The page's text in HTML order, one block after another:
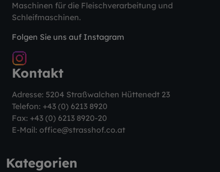
Maschinen für die Fleischverarbeitung und
Schleifmaschinen.
Folgen Sie uns auf Instagram
Kontakt
Adresse: 5204 Straßwalchen Hüttenedt 23
Telefon: +43 (0) 6213 8920
Fax: +43 (0) 6213 8920-20
E-Mail: office@strasshof.co.at
Kategorien